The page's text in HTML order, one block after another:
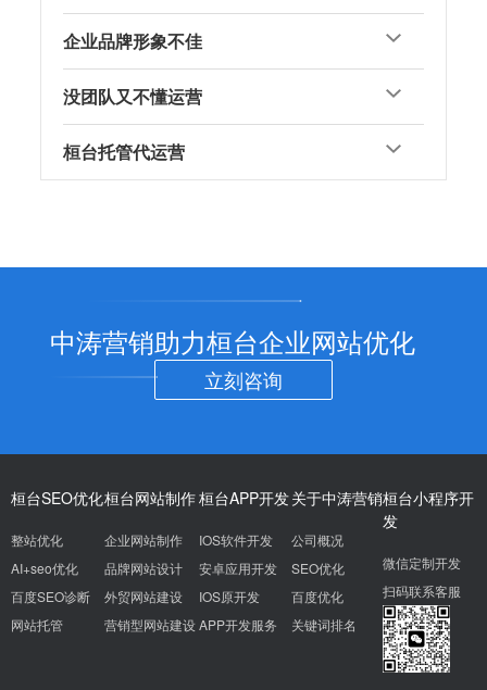
企业品牌形象不佳
没团队又不懂运营
桓台托管代运营
中涛营销助力桓台企业网站优化
立刻咨询
桓台SEO优化
整站优化
AI+seo优化
百度SEO诊断
网站托管
桓台网站制作
企业网站制作
品牌网站设计
外贸网站建设
营销型网站建设
桓台APP开发
IOS软件开发
安卓应用开发
IOS原开发
APP开发服务
关于中涛营销
公司概况
SEO优化
百度优化
关键词排名
桓台小程序开
发
微信定制开发
扫码联系客服